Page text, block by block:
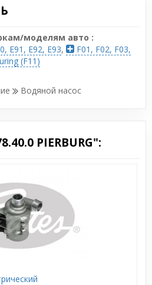
моделям авто :
E91, E92, E93,
F01, F02, F03,
(F11)
Водяной насос
PIERBURG":